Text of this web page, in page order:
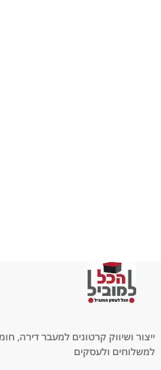
ייצור ושיווק קרטונים למעבר דירה,
למשלוחים ולעסקים